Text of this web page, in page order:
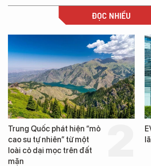
ĐỌC NHIỀU
EVN đã buộc thôi việc 3
lãnh đạo ngành điện